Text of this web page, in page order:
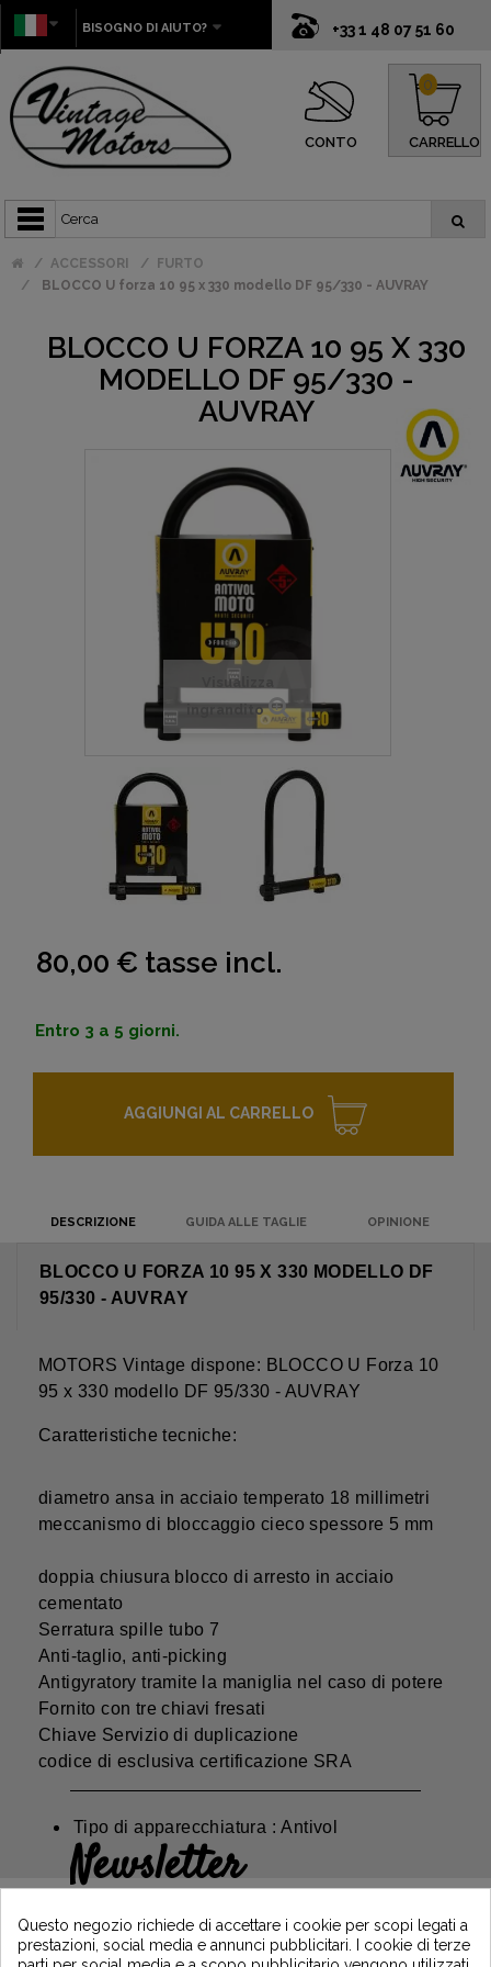
+33 1 48 07 51 60
BISOGNO DI AIUTO?
CONTO CARRELLO
0
ACCESSORI
FURTO
BLOCCO U forza 10 95 x 330 modello DF 95/330 - AUVRAY
BLOCCO U FORZA 10 95 X 330
MODELLO DF 95/330 -
AUVRAY
Visualizza
ingrandito
80,00 € tasse incl.
Entro 3 a 5 giorni.
AGGIUNGI AL CARRELLO
DESCRIZIONE GUIDA ALLE TAGLIE OPINIONE
BLOCCO U FORZA 10 95 X 330 MODELLO DF
95/330 - AUVRAY
MOTORS Vintage dispone: BLOCCO U Forza 10
95 x 330 modello DF 95/330 - AUVRAY
Caratteristiche tecniche:
diametro ansa in acciaio temperato 18 millimetri
meccanismo di bloccaggio cieco spessore 5 mm
doppia chiusura blocco di arresto in acciaio
cementato
Serratura spille tubo 7
Anti-taglio, anti-picking
Antigyratory tramite la maniglia nel caso di potere
Fornito con tre chiavi fresati
Chiave Servizio di duplicazione
codice di esclusiva certificazione SRA
Tipo di apparecchiatura : Antivol
Newsletter
iscrivendoti e resta informato sulle ultime
notizie di Vintage Motors
Questo negozio richiede di accettare i cookie per scopi legati a
prestazioni, social media e annunci pubblicitari. I cookie di terze